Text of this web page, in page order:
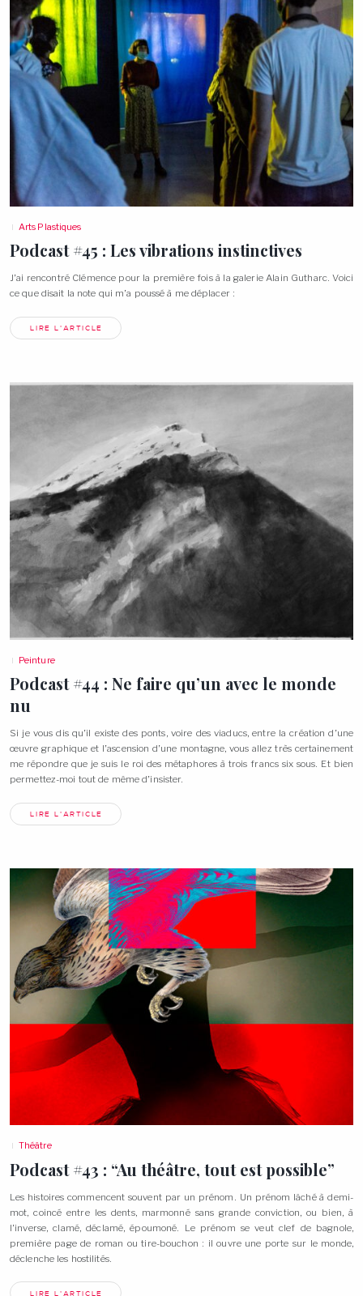
Arts Plastiques
Podcast #45 : Les vibrations instinctives
J’ai rencontré Clémence pour la première fois à la galerie Alain Gutharc. Voici
ce que disait la note qui m’a poussé à me déplacer :
LIRE L'ARTICLE
Peinture
Podcast #44 : Ne faire qu’un avec le monde
nu
Si je vous dis qu’il existe des ponts, voire des viaducs, entre la création d’une
œuvre graphique et l’ascension d’une montagne, vous allez très certainement
me répondre que je suis le roi des métaphores à trois francs six sous. Et bien
permettez-moi tout de même d’insister.
LIRE L'ARTICLE
Théâtre
Podcast #43 : “Au théâtre, tout estpossible”
Les histoires commencent souvent par un prénom. Un prénom lâché à demi-
mot, coincé entre les dents, marmonné sans grande conviction, ou bien, à
l’inverse, clamé, déclamé, époumoné. Le prénom se veut clef de bagnole,
première page de roman ou tire-bouchon : il ouvre une porte sur le monde,
déclenche les hostilités.
LIRE L'ARTICLE